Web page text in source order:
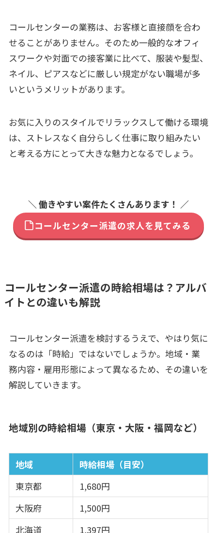
コールセンターの業務は、お客様と直接顔を合わ
せることがありません。そのため一般的なオフィ
スワークや対面での接客業に比べて、服装や髪型、
ネイル、ピアスなどに厳しい規定がない職場が多
いというメリットがあります。
お気に入りのスタイルでリラックスして働ける環境
は、ストレスなく自分らしく仕事に取り組みたい
と考える方にとって大きな魅力となるでしょう。
＼ 働きやすい案件たくさんあります！ ／
コールセンター派遣の求人を見てみる
コールセンター派遣の時給相場は？アルバ
イトとの違いも解説
コールセンター派遣を検討するうえで、やはり気に
なるのは「時給」ではないでしょうか。地域・業
務内容・雇用形態によって異なるため、その違いを
解説していきます。
地域別の時給相場（東京・大阪・福岡など）
地域
時給相場（目安）
東京都
1,680円
大阪府
1,500円
北海道
1,397円